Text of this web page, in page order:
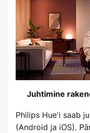
Juhtimine
Philips Hue'i saab
(Android ja iOS).